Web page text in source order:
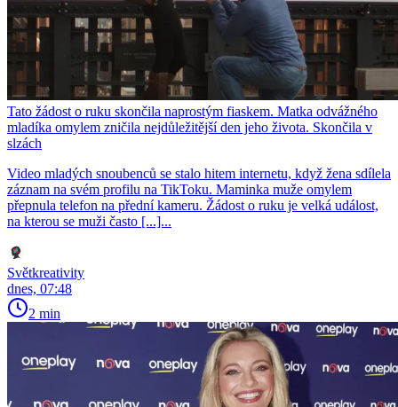
Tato žádost o ruku skončila naprostým fiaskem. Matka odvážného
mladíka omylem zničila nejdůležitější den jeho života. Skončila v
slzách
Video mladých snoubenců se stalo hitem internetu, když žena sdílela
záznam na svém profilu na TikToku. Maminka muže omylem
přepnula telefon na přední kameru. Žádost o ruku je velká událost,
na kterou se muži často [...]...
Světkreativity
dnes, 07:48
2 min